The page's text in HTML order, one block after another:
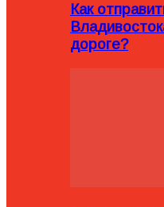
Как
дороге?